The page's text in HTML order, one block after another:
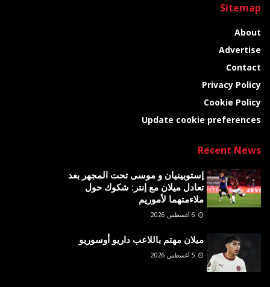
Sitemap
About
Advertise
Contact
Privacy Policy
Cookie Policy
Update cookie preferences
Recent News
إستوبينيان و موسى تحت المجهر بعد
تعادل ميلان مع إنتر: شكوك حول
ملاءمتهما لأموريم
ميلان مهتم باللاعب داريو أوسوريو